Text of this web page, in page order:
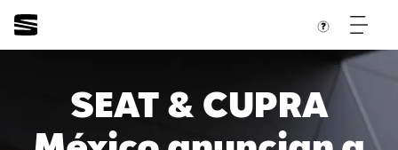
SEAT & CUPRA